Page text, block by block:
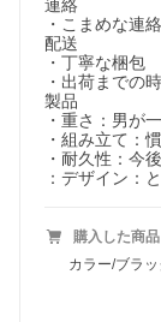
連絡
・こまめな連絡
配送
・丁寧な梱包
・出荷までの
製品
・重さ：男が
・組み立て：
・耐久性：今
：デザイン：
購入した商品
カラー/ブラッ